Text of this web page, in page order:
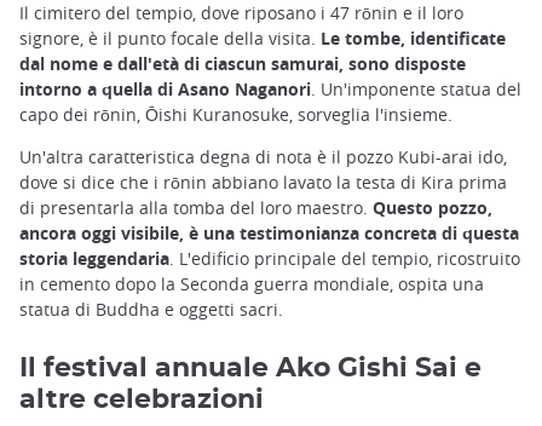
Il cimitero del tempio, dove riposano i 47 rōnin e il loro
signore, è il punto focale della visita. Le tombe, identificate
dal nome e dall'età di ciascun samurai, sono disposte
intorno a quella di Asano Naganori. Un'imponente statua del
capo dei rōnin, Ōishi Kuranosuke, sorveglia l'insieme.
Un'altra caratteristica degna di nota è il pozzo Kubi-arai ido,
dove si dice che i rōnin abbiano lavato la testa di Kira prima
di presentarla alla tomba del loro maestro. Questo pozzo,
ancora oggi visibile, è una testimonianza concreta di questa
storia leggendaria. L'edificio principale del tempio, ricostruito
in cemento dopo la Seconda guerra mondiale, ospita una
statua di Buddha e oggetti sacri.
Il festival annuale Ako Gishi Sai e
altre celebrazioni